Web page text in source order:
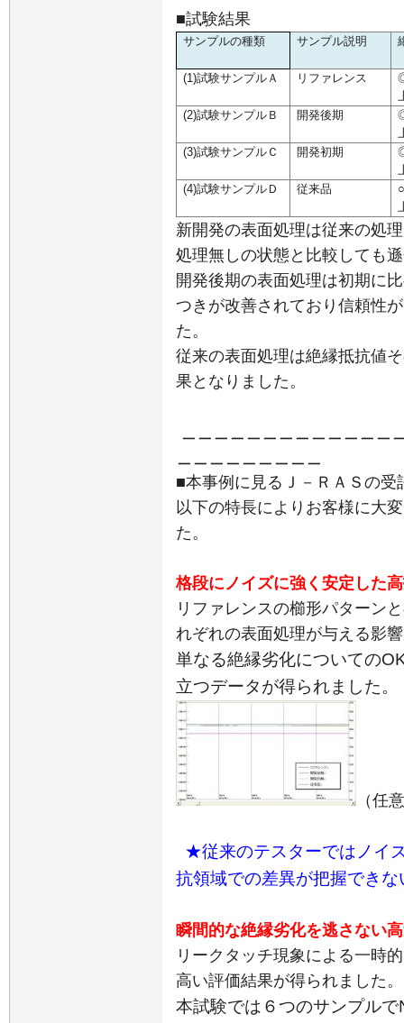
■試験結果
サンプルの種類 サンプル説明
(1)試験サンプルＡ リファレンス
(2)試験サンプルＢ
開発後期
(3)試験サンプルＣ
開発初期
(4)試験サンプルＤ
従来品
新開発の表面処理は従来の処
処理無しの状態と比較しても
開発後期の表面処理は初期に
つきが改善されており信頼性
た。
従来の表面処理は絶縁抵抗値
果となりました。
■本事例に見るＪ－ＲＡＳの受
以下の特長によりお客様に大
た。
格段にノイズに強く安定した
リファレンスの櫛形パターン
れぞれの表面処理が与える影
単なる絶縁劣化についての
立つデータが得られました。
（
★従来のテスターではノイ
抗領域での差異が把握でき
瞬間的な絶縁劣化を逃さない
リークタッチ現象による一時
高い評価結果が得られました。
本試験では６つのサンプルで